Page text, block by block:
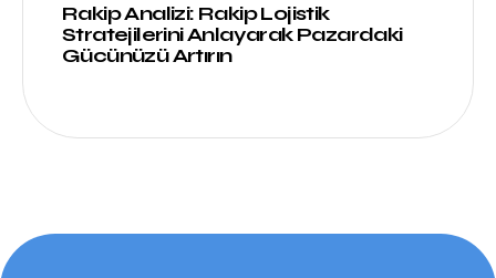
Rakip Analizi: Rakip Lojistik
Stratejilerini Anlayarak Pazardaki
Gücünüzü Artırın